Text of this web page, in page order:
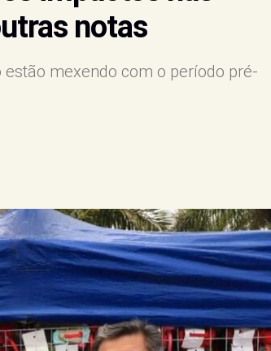
notas
mexendo com o período pré-